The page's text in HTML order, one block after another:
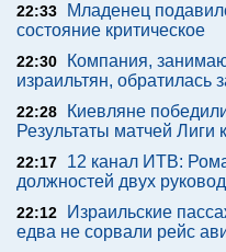
22:33
Младенец
состояние критическое
22:30
Компания,
израильтян, обратилась
22:28
Киевляне
Результаты матчей Лиги
22:17
12 канал ИТВ:
должностей двух
22:12
Израильские
едва не сорвали рейс